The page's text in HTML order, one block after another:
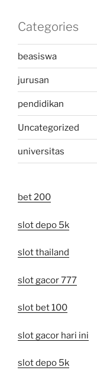
Categories
beasiswa
jurusan
pendidikan
Uncategorized
universitas
bet 200
slot depo 5k
slot thailand
slot gacor 777
slot bet 100
slot gacor hari ini
slot depo 5k